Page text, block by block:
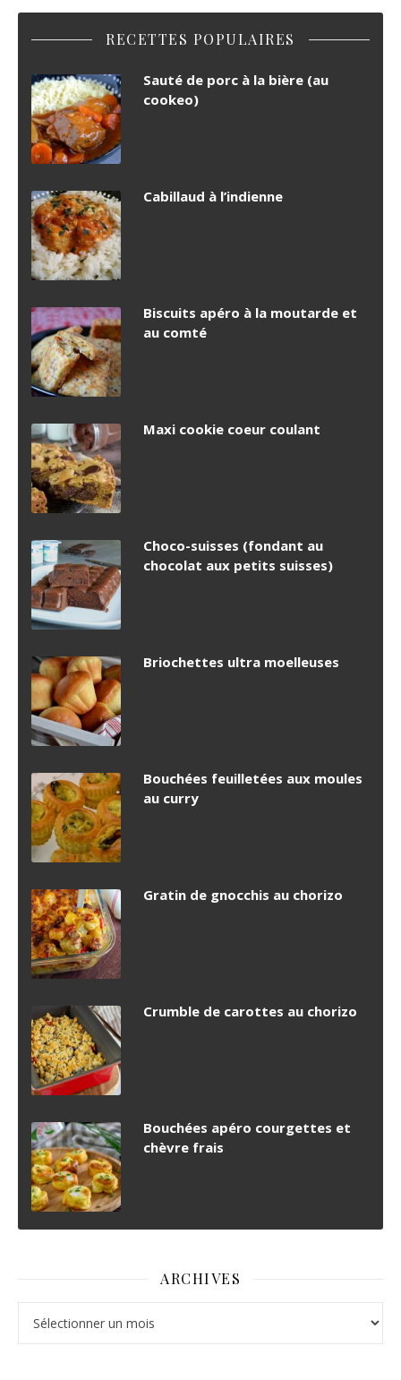
RECETTES POPULAIRES
Sauté de porc à la bière (au
cookeo)
Cabillaud à l’indienne
Biscuits apéro à la moutarde et
au comté
Maxi cookie coeur coulant
Choco-suisses (fondant au
chocolat aux petits suisses)
Briochettes ultra moelleuses
Bouchées feuilletées aux moules
au curry
Gratin de gnocchis au chorizo
Crumble de carottes au chorizo
Bouchées apéro courgettes et
chèvre frais
ARCHIVES